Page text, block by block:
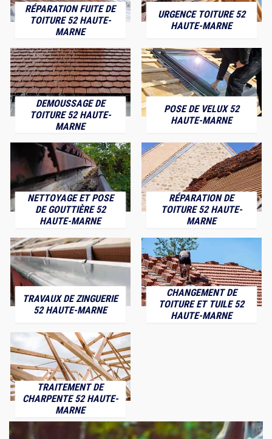
RÉPARATION FUITE DE
TOITURE 52 HAUTE-
MARNE
URGENCE TOITURE 52
HAUTE-MARNE
DEMOUSSAGE DE
TOITURE 52 HAUTE-
MARNE
POSE DE VELUX 52
HAUTE-MARNE
NETTOYAGE ET POSE
DE GOUTTIÈRE 52
HAUTE-MARNE
RÉPARATION DE
TOITURE 52 HAUTE-
MARNE
TRAVAUX DE ZINGUERIE
52 HAUTE-MARNE
CHANGEMENT DE
TOITURE ET TUILE 52
HAUTE-MARNE
TRAITEMENT DE
CHARPENTE 52 HAUTE-
MARNE